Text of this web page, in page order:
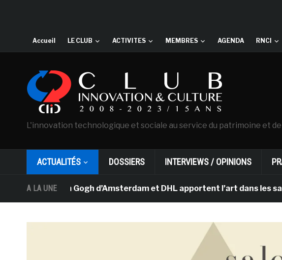
Accueil LE CLUB ACTIVITES MEMBRES AGENDA RNCI
L'innovation technologique et sociale au service du patrimoine et
ACTUALITÉS DOSSIERS INTERVIEWS / OPINIONS
A LA UNE
Van Gogh d’Amsterdam et DHL apportent l’art dans les salles